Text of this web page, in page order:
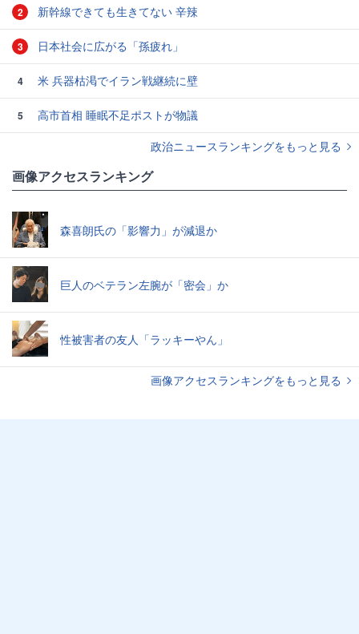
2 新幹線できても生きてない 辛辣
3 日本社会に広がる「孫疲れ」
4 米 兵器枯渇でイラン戦継続に壁
5
高市首相 睡眠不足ポストが物議
政治ニュースランキングをもっと見る
画像アクセスランキング
森喜朗氏の「影響力」が減退か
巨人のベテラン左腕が「密会」か
性被害者の友人「ラッキーやん」
画像アクセスランキングをもっと見る